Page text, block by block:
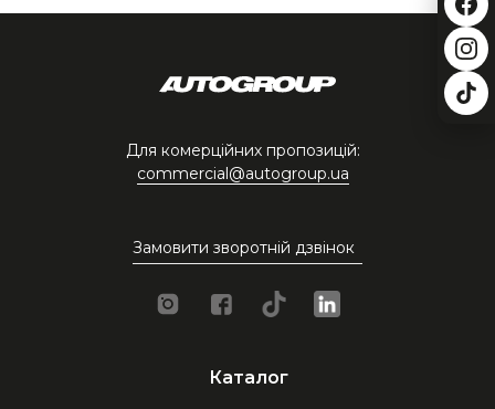
Замовити зворотній дзвінок
Каталог
Для комерційних пропозицій:
commercial@autogroup.ua